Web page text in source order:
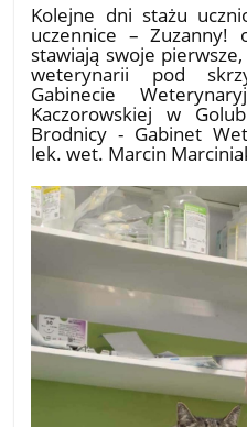
Kolejne dni stażu
uczennice – Zuzanny!
stawiają swoje
weterynarii pod
Gabinecie
Kaczorowskiej w
Brodnicy - Gabinet
lek. wet. Marcin